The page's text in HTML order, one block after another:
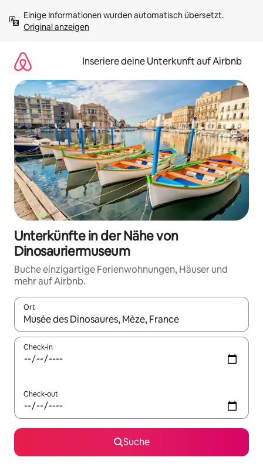
Inhalten
springenOriginal anzeigen
Inseriere deine Unterkunft auf Airbnb
Unterkünfte in der Nähe von
Dinosauriermuseum
Buche einzigartige Ferienwohnungen, Häuser und
mehr auf Airbnb.
Ort
Wenn Ergebnisse verfügbar sind, navigiere mit den
Check-in
Check-out
Suche